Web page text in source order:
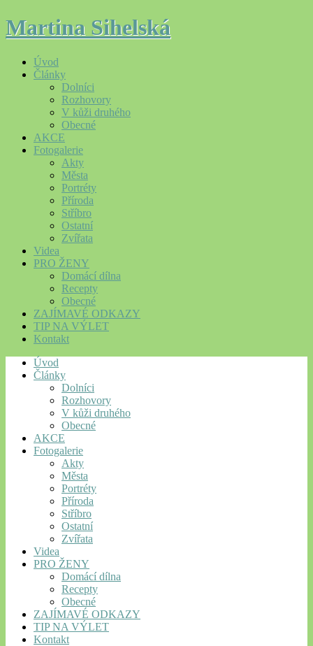
Martina Sihelská
Úvod
Články
Dolníci
Rozhovory
V kůži druhého
Obecné
AKCE
Fotogalerie
Akty
Města
Portréty
Příroda
Stříbro
Ostatní
Zvířata
Videa
PRO ŽENY
Domácí dílna
Recepty
Obecné
ZAJÍMAVÉ ODKAZY
TIP NA VÝLET
Kontakt
Úvod
Články
Dolníci
Rozhovory
V kůži druhého
Obecné
AKCE
Fotogalerie
Akty
Města
Portréty
Příroda
Stříbro
Ostatní
Zvířata
Videa
PRO ŽENY
Domácí dílna
Recepty
Obecné
ZAJÍMAVÉ ODKAZY
TIP NA VÝLET
Kontakt